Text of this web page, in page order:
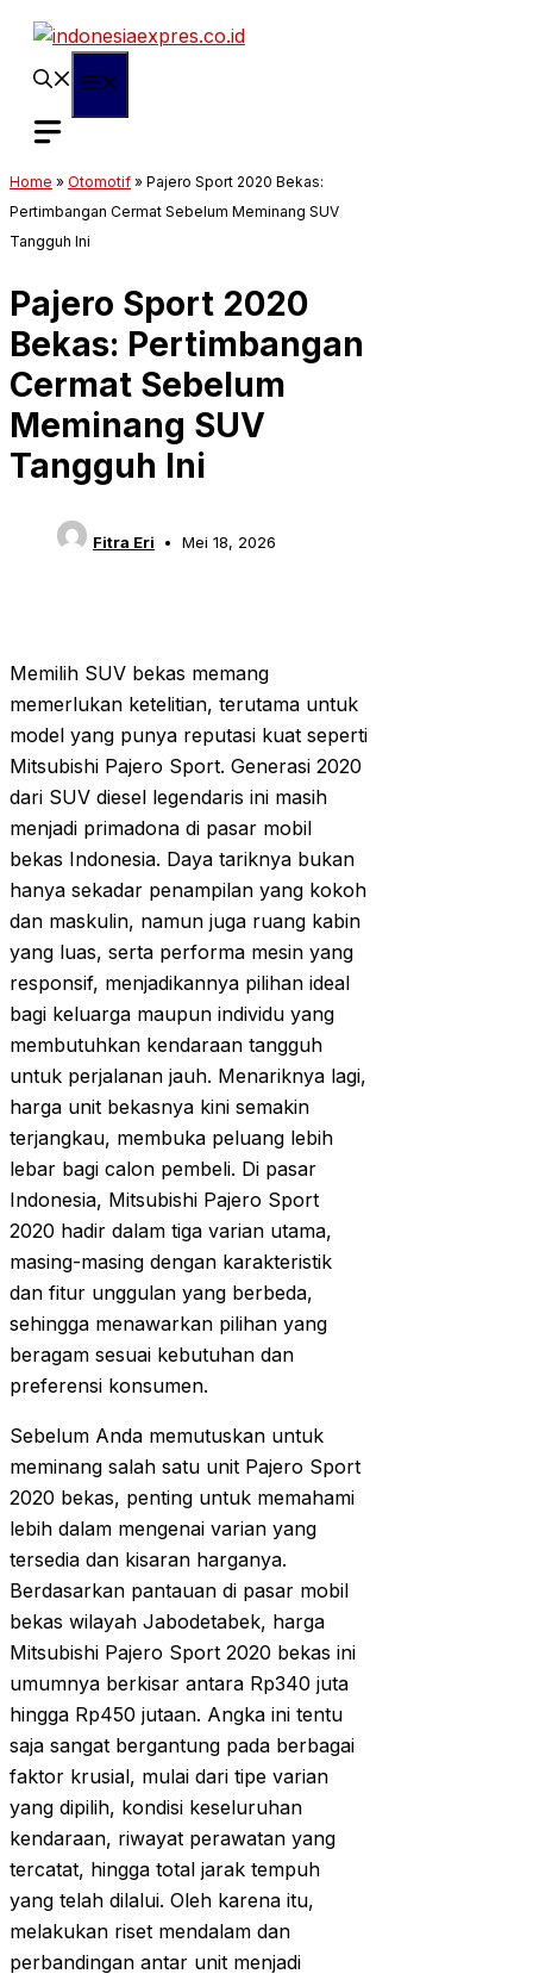
Langsung
Home » Otomotif » Pajero Sport 2020 Bekas:
Pertimbangan Cermat Sebelum Meminang SUV
Tangguh Ini
Pajero Sport 2020
Bekas: Pertimbangan
Cermat Sebelum
Meminang SUV
Tangguh Ini
Fitra Eri Mei 18, 2026
Memilih SUV bekas memang
memerlukan ketelitian, terutama untuk
model yang punya reputasi kuat seperti
Mitsubishi Pajero Sport. Generasi 2020
dari SUV diesel legendaris ini masih
menjadi primadona di pasar mobil
bekas Indonesia. Daya tariknya bukan
hanya sekadar penampilan yang kokoh
dan maskulin, namun juga ruang kabin
yang luas, serta performa mesin yang
responsif, menjadikannya pilihan ideal
bagi keluarga maupun individu yang
membutuhkan kendaraan tangguh
untuk perjalanan jauh. Menariknya lagi,
harga unit bekasnya kini semakin
terjangkau, membuka peluang lebih
lebar bagi calon pembeli. Di pasar
Indonesia, Mitsubishi Pajero Sport
2020 hadir dalam tiga varian utama,
masing-masing dengan karakteristik
dan fitur unggulan yang berbeda,
sehingga menawarkan pilihan yang
beragam sesuai kebutuhan dan
preferensi konsumen.
Sebelum Anda memutuskan untuk
meminang salah satu unit Pajero Sport
2020 bekas, penting untuk memahami
lebih dalam mengenai varian yang
tersedia dan kisaran harganya.
Berdasarkan pantauan di pasar mobil
bekas wilayah Jabodetabek, harga
Mitsubishi Pajero Sport 2020 bekas ini
umumnya berkisar antara Rp340 juta
hingga Rp450 jutaan. Angka ini tentu
saja sangat bergantung pada berbagai
faktor krusial, mulai dari tipe varian
yang dipilih, kondisi keseluruhan
kendaraan, riwayat perawatan yang
tercatat, hingga total jarak tempuh
yang telah dilalui. Oleh karena itu,
melakukan riset mendalam dan
perbandingan antar unit menjadi